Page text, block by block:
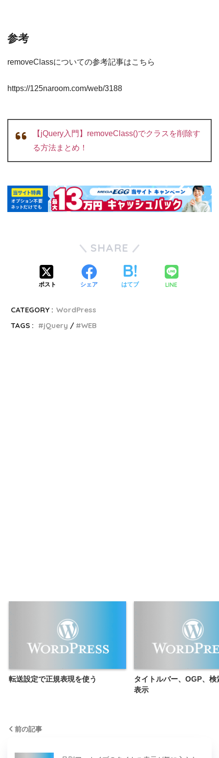
参考
removeClassについての参考記事はこちら
https://125naroom.com/web/3188
【jQuery入門】removeClass()でクラスを削除す
る方法まとめ！
SHARE
ポスト シェア はてブ LINE
CATEGORY : WordPress
TAGS :
jQuery WEB
転送設定で正規表現を使う
タイトルバー、OGP、検
表示
前の記事